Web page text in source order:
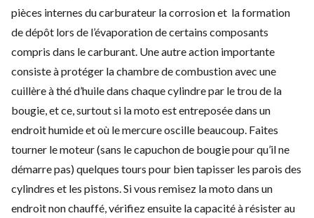
pièces internes du carburateur la corrosion et la formation
de dépôt lors de l’évaporation de certains composants
compris dans le carburant. Une autre action importante
consiste à protéger la chambre de combustion avec une
cuillère à thé d’huile dans chaque cylindre par le trou de la
bougie, et ce, surtout si la moto est entreposée dans un
endroit humide et où le mercure oscille beaucoup. Faites
tourner le moteur (sans le capuchon de bougie pour qu’il ne
démarre pas) quelques tours pour bien tapisser les parois des
cylindres et les pistons. Si vous remisez la moto dans un
endroit non chauffé, vérifiez ensuite la capacité à résister au